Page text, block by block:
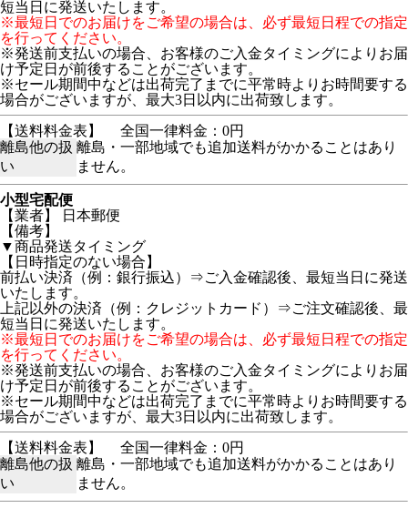
短当日に発送いたします。
※最短日でのお届けをご希望の場合は、必ず最短日程での指定
を行ってください。
※発送前支払いの場合、お客様のご入金タイミングによりお届
け予定日が前後することがございます。
※セール期間中などは出荷完了までに平常時よりお時間要する
場合がございますが、最大3日以内に出荷致します。
【送料料金表】
全国一律料金：0円
離島他の扱
い
離島・一部地域でも追加送料がかかることはあり
ません。
小型宅配便
【業者】 日本郵便
【備考】
▼商品発送タイミング
【日時指定のない場合】
前払い決済（例：銀行振込）⇒ご入金確認後、最短当日に発送
いたします。
上記以外の決済（例：クレジットカード）⇒ご注文確認後、最
短当日に発送いたします。
※最短日でのお届けをご希望の場合は、必ず最短日程での指定
を行ってください。
※発送前支払いの場合、お客様のご入金タイミングによりお届
け予定日が前後することがございます。
※セール期間中などは出荷完了までに平常時よりお時間要する
場合がございますが、最大3日以内に出荷致します。
【送料料金表】
全国一律料金：0円
離島他の扱
い
離島・一部地域でも追加送料がかかることはあり
ません。